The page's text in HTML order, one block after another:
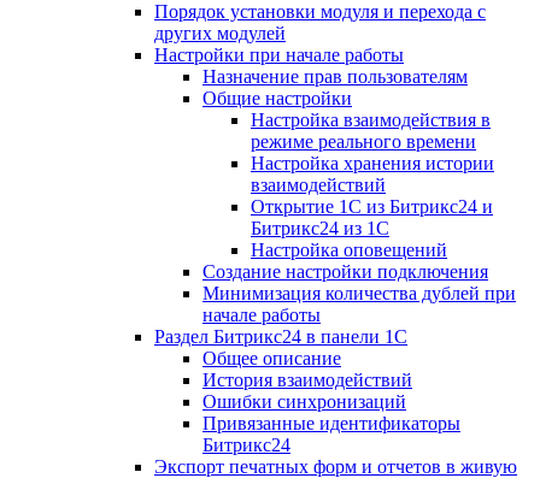
Порядок установки модуля и перехода с
других модулей
Настройки при начале работы
Назначение прав пользователям
Общие настройки
Настройка взаимодействия в
режиме реального времени
Настройка хранения истории
взаимодействий
Открытие 1С из Битрикс24 и
Битрикс24 из 1С
Настройка оповещений
Создание настройки подключения
Минимизация количества дублей при
начале работы
Раздел Битрикс24 в панели 1С
Общее описание
История взаимодействий
Ошибки синхронизаций
Привязанные идентификаторы
Битрикс24
Экспорт печатных форм и отчетов в живую